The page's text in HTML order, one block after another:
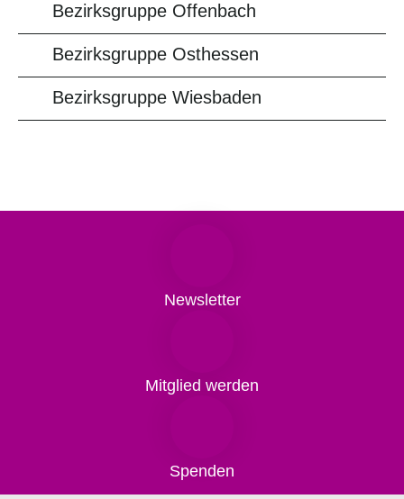
Bezirksgruppe Offenbach
Bezirksgruppe Osthessen
Bezirksgruppe Wiesbaden
Newsletter
Mitglied werden
Spenden